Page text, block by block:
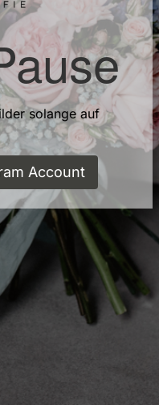
solange auf
Account